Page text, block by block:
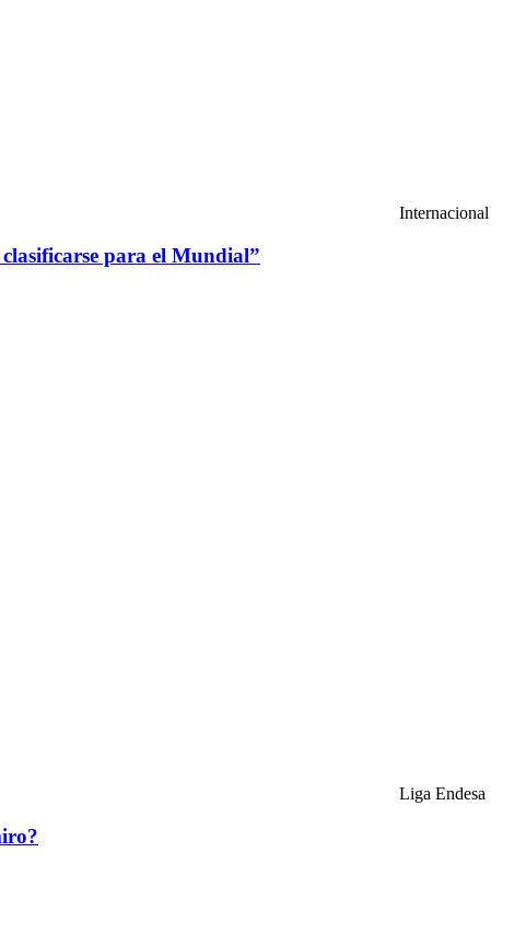
Internacional
clasificarse para el Mundial”
Liga Endesa